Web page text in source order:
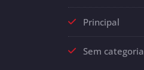
Principal
Sem categoria